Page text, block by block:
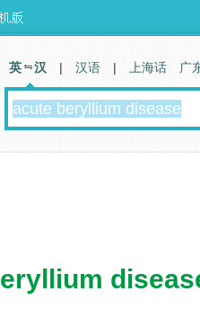
英 汉 | 汉语 | 上海话 广